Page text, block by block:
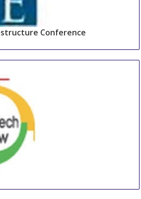
Conference